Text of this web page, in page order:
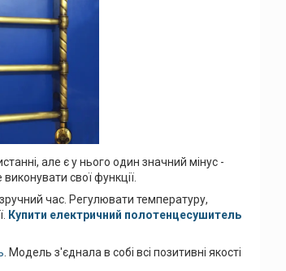
але є у нього один значний мінус -
свої функції.
час. Регулювати температуру,
Купити електричний полотенцесушитель
. Модель з'єднала в собі всі позитивні якості